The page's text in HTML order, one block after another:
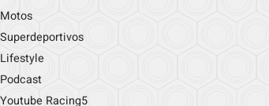
Motos
Superdeportivos
Lifestyle
Podcast
Youtube Racing5